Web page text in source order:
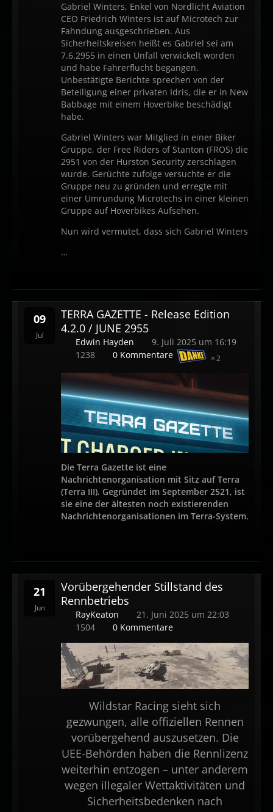
Gabriel Winters, Enkel von Nordlicht Aviation
CEO Friedrich Winters ist auf Microtech zur
Fahndung ausgeschrieben. Aus
Sicherheitskreisen heißt es Gabriel sei am
7.6.2955 in einen Unfall verwickelt worden
und habe Fahrerflucht begangen.
Unbestätigte Berichte sprechen von der
Beteiligung einer privaten Idris, die er in New
Babbage mit einem Hoverbike beschädigt
habe.
Gabriel Winters war Mitglied in einer Biker
Gruppe, der Free Riders of Stanton (FROS) die
2951 von der Hurston Security zerschlagen
wurde. Gerüchte zufolge versuchte er die
Gruppe neu zu gründen und erregte mit
einer Umrundung Microtechs in einer kleinen
Gruppe auf Hoverbikes Aufsehen.
Nun wird vermutet, dass sich Gabriel Winters
…
09
Jul
TERRA GAZETTE - Release Edition
4.2.0 / JUNE 2955
Edwin Hayden
9. Juli 2025 um 16:19
1238
0 Kommentare 2
Die Terra Gazette ist eine
Nachrichtenorganisation mit Sitz auf Terra
(Terra III). Gegründet im September 2521, ist
sie eine der ältesten noch existierenden
Nachrichtenorganisationen im Terra-System.
21
Jun
Vorübergehender Stillstand des
Rennbetriebs
RayKeaton
21. Juni 2025 um 22:03
1504
0 Kommentare
Wildstar Racing sieht sich
gezwungen, alle offiziellen Rennen
vorübergehend auszusetzen. Die
UEE-Behörden haben die Rennlizenz
weiterhin entzogen – unter anderem
wegen illegaler Wettaktivitäten und
Sicherheitsbedenken nach